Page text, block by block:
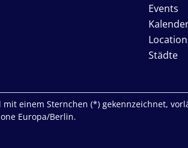
Events
Städte
einem Sternchen (*) gekennzeichnet,
Europa/Berlin.